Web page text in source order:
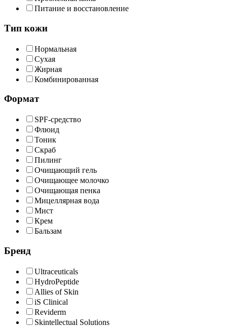
Питание и восстановление
Тип кожи
Нормальная
Сухая
Жирная
Комбинированная
Формат
SPF-средство
Флюид
Тоник
Скраб
Пилинг
Очищающий гель
Очищающее молочко
Очищающая пенка
Мицеллярная вода
Мист
Крем
Бальзам
Бренд
Ultraceuticals
HydroPeptide
Allies of Skin
iS Clinical
Reviderm
Skintellectual Solutions